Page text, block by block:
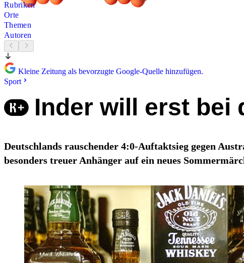
Rubriken
Orte
Themen
Autoren
Kleine Zeitung als bevorzugte Google-Quelle hinzufügen.
Sport
Inder will erst bei
Deutschlands rauschender 4:0-Auftaktsieg gegen
besonders treuer Anhänger auf ein neues